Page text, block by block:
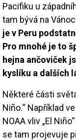
Pacifiku u
tam bývá na
je v Peru
Pro mnohé je to
hejna ančoviček
kyslíku a dalších
Některé části
Niño.“ Například
NOAA vliv „El
se tam projevuje